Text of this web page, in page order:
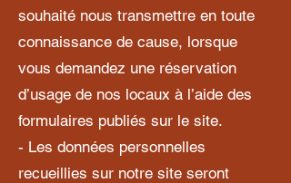
souhaité nous transmettre en toute
connaissance de cause, lorsque
vous demandez une réservation
d’usage de nos locaux à l’aide des
formulaires publiés sur le site.
- Les données personnelles
recueillies sur notre site seront